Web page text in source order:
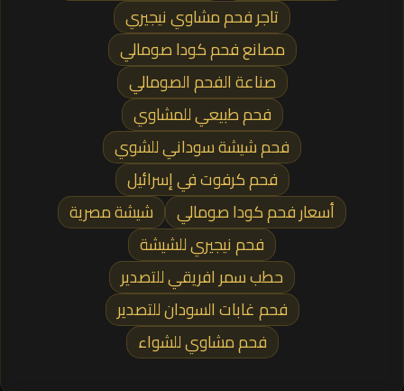
تاجر فحم مشاوي نيجيري
مصانع فحم كودا صومالي
صناعة الفحم الصومالي
فحم طبيعي للمشاوي
فحم شيشة سوداني للشوي
فحم كرفوت في إسرائيل
أسعار فحم كودا صومالي
شيشة مصرية
فحم نيجيري للشيشة
حطب سمر افريقي للتصدير
فحم غابات السودان للتصدير
فحم مشاوي للشواء